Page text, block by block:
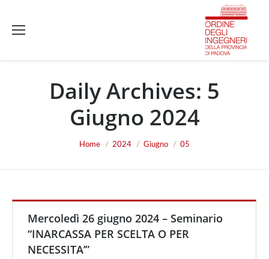
Daily Archives: 5
Giugno 2024
Home 2024 Giugno 05
Mercoledì 26 giugno 2024 – Seminario
“INARCASSA PER SCELTA O PER
NECESSITA’”